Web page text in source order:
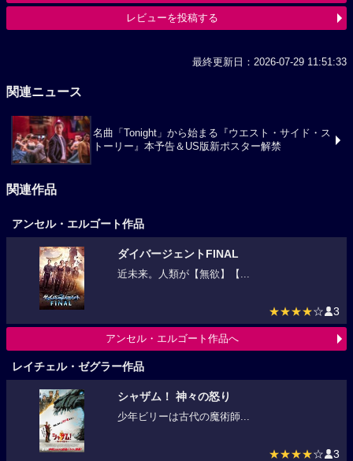
レビューを投稿する
最終更新日：2026-07-29 11:51:33
関連ニュース
名曲「Tonight」から始まる『ウエスト・サイド・ス
トーリー』本予告＆US版新ポスター解禁
関連作品
アンセル・エルゴート作品
ダイバージェントFINAL
近未来。人類が【無欲】【...
★★★★☆ 3
アンセル・エルゴート作品へ
レイチェル・ゼグラー作品
シャザム！ 神々の怒り
少年ビリーは古代の魔術師...
★★★★☆ 3